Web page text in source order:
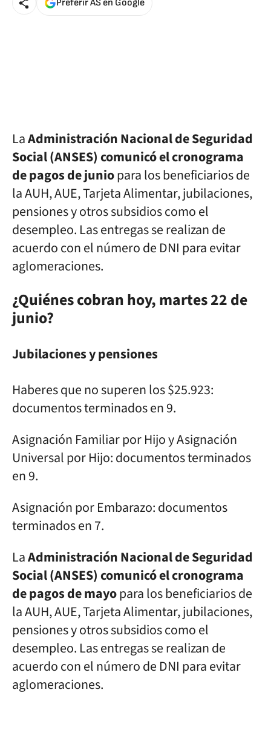
Preferir AS en Google
LaAdministración Nacional de Seguridad
Social (ANSES) comunicó el cronograma
de pagos de juniopara los beneficiarios de
la AUH, AUE, Tarjeta Alimentar, jubilaciones,
pensiones y otros subsidios como el
desempleo. Las entregas se realizan de
acuerdo con el número de DNI para evitar
aglomeraciones.
¿Quiénes cobran hoy, martes 22 de
junio?
Jubilaciones y pensiones
Haberes que no superen los $25.923:
documentos terminados en 9.
Asignación Familiar por Hijo y Asignación
Universal por Hijo:documentos terminados
en 9.
Asignación por Embarazo:documentos
terminados en 7.
LaAdministración Nacional de Seguridad
Social (ANSES) comunicó el cronograma
de pagos de mayopara los beneficiarios de
la AUH, AUE, Tarjeta Alimentar, jubilaciones,
pensiones y otros subsidios como el
desempleo. Las entregas se realizan de
acuerdo con el número de DNI para evitar
aglomeraciones.